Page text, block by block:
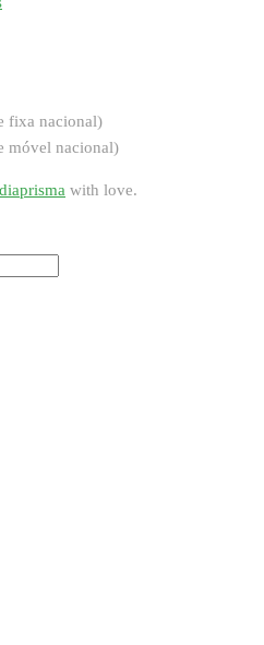
fixa nacional)
móvel nacional)
with love.